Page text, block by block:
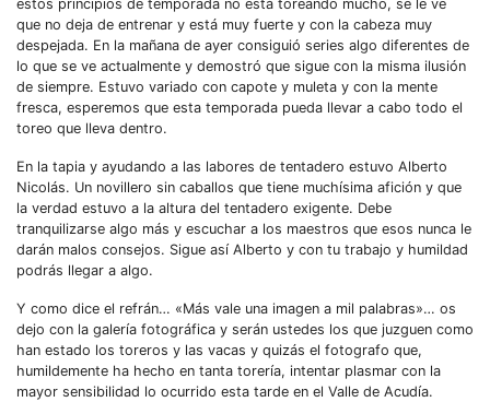
estos principios de temporada no está toreando mucho, se le ve
que no deja de entrenar y está muy fuerte y con la cabeza muy
despejada. En la mañana de ayer consiguió series algo diferentes de
lo que se ve actualmente y demostró que sigue con la misma ilusión
de siempre. Estuvo variado con capote y muleta y con la mente
fresca, esperemos que esta temporada pueda llevar a cabo todo el
toreo que lleva dentro.
En la tapia y ayudando a las labores de tentadero estuvo Alberto
Nicolás. Un novillero sin caballos que tiene muchísima afición y que
la verdad estuvo a la altura del tentadero exigente. Debe
tranquilizarse algo más y escuchar a los maestros que esos nunca le
darán malos consejos. Sigue así Alberto y con tu trabajo y humildad
podrás llegar a algo.
Y como dice el refrán… «Más vale una imagen a mil palabras»… os
dejo con la galería fotográfica y serán ustedes los que juzguen como
han estado los toreros y las vacas y quizás el fotografo que,
humildemente ha hecho en tanta torería, intentar plasmar con la
mayor sensibilidad lo ocurrido esta tarde en el Valle de Acudía.